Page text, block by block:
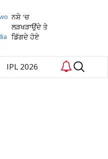
ਨਸ਼ੇ 'ਚ
ਲੜਖੜਾਉਂਦੇ ਤੇ
ਡਿੱਗਦੇ ਹੋਏ
IPL 2026